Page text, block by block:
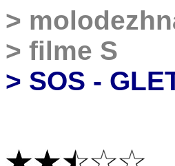
>
> filme S
> SOS -